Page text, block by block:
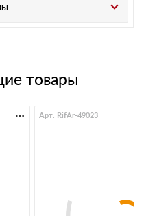
товары
Арт. RifAr-49023